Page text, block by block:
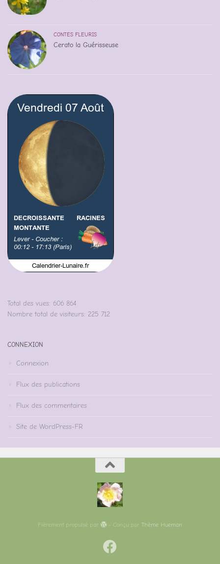
CONTES FLEURIS
Cerato la Guérisseuse
Total des vues: 606 864
Nombre total de visiteurs: 225 712
CONNEXION
Connexion
Flux des publications
Flux des commentaires
Site de WordPress-FR
Fièrement propulsé par - Conçu parThème Hueman